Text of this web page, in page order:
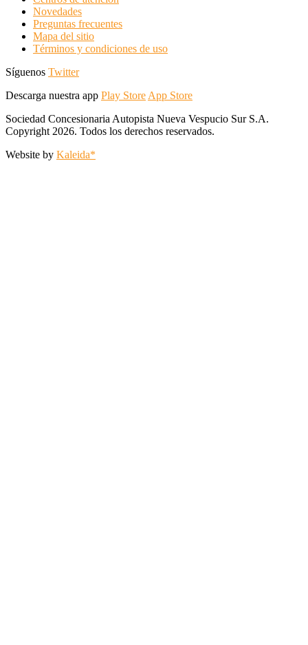
Novedades
Preguntas frecuentes
Mapa del sitio
Términos y condiciones de uso
Síguenos Twitter
Descarga nuestra app Play Store App Store
Sociedad Concesionaria Autopista Nueva Vespucio Sur S.A.
Copyright 2026. Todos los derechos reservados.
Website by Kaleida*